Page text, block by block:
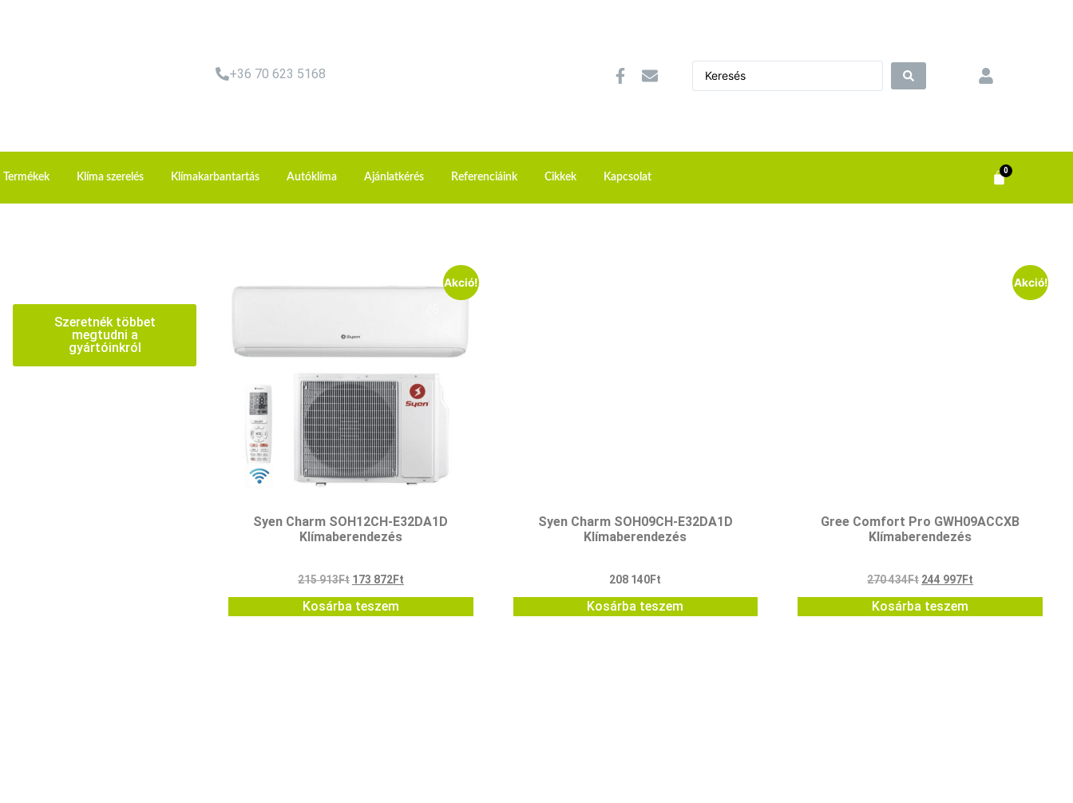
+36 70 623 5168
Termékek Klíma szerelés Klímakarbantartás Autóklíma Ajánlatkérés Referenciáink Cikkek Kapcsolat
0
Szeretnék többet
megtudni a
gyártóinkról
Akció!
Syen Charm SOH12CH-E32DA1D
Klímaberendezés
215 913Ft 173 872Ft
Kosárba teszem
Syen Charm SOH09CH-E32DA1D
Klímaberendezés
208 140Ft
Kosárba teszem
Akció!
Gree Comfort Pro GWH09ACCXB
Klímaberendezés
270 434Ft 244 997Ft
Kosárba teszem